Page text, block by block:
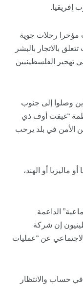
إفريقيا.
مؤخرا رحلات جوية
بالاتجار بالبشر
تهجير الفلسطينيين
وصلوا إلى جنوب
“غيفت أوف ذي
الأمن في بلد يرحب
ماليزيا أو الهند،
الداعمة
إن شركة
عن “عمليات
حساب والانتظار